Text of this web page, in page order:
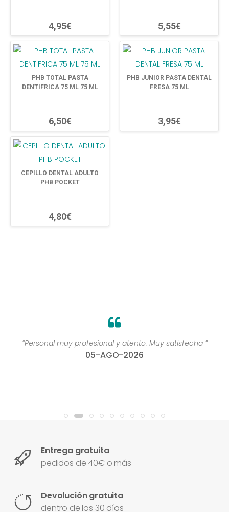
4,95€ 5,55€
PHB TOTAL PASTA
DENTIFRICA 75 ML 75 ML
6,50€
PHB JUNIOR PASTA DENTAL
FRESA 75 ML
3,95€
CEPILLO DENTAL ADULTO
PHB POCKET
4,80€
“Personal muy profesional y atento. Muy satisfecha ”
05-AGO-2026
Entrega gratuita
pedidos de 40€ o más
Devolución gratuita
dentro de los 30 días